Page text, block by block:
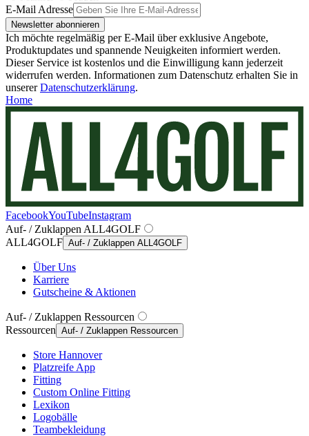
E-Mail Adresse
Newsletter abonnieren
Ich möchte regelmäßig per E-Mail über exklusive Angebote,
Produktupdates und spannende Neuigkeiten informiert werden.
Dieser Service ist kostenlos und die Einwilligung kann jederzeit
widerrufen werden. Informationen zum Datenschutz erhalten Sie in
unsererDatenschutzerklärung.
Home
FacebookYouTubeInstagram
Auf- / Zuklappen ALL4GOLF
ALL4GOLF Auf- / Zuklappen ALL4GOLF
Über Uns
Karriere
Gutscheine & Aktionen
Auf- / Zuklappen Ressourcen
Ressourcen Auf- / Zuklappen Ressourcen
Store Hannover
Platzreife App
Fitting
Custom Online Fitting
Lexikon
Logobälle
Teambekleidung